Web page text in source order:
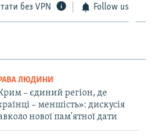
без VPN Follow us
ЛЮДИНИ
– єдиний регіон, де
– меншість»: дискусія
нової пам'ятної дати